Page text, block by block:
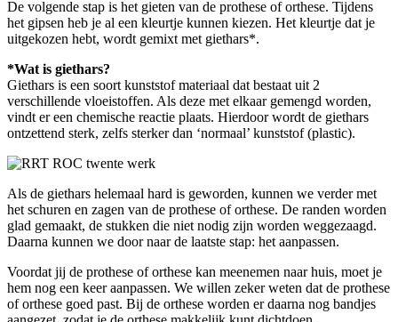
De volgende stap is het gieten van de prothese of orthese. Tijdens
het gipsen heb je al een kleurtje kunnen kiezen. Het kleurtje dat je
uitgekozen hebt, wordt gemixt met giethars*.
*Wat is giethars?
Giethars is een soort kunststof materiaal dat bestaat uit 2
verschillende vloeistoffen. Als deze met elkaar gemengd worden,
vindt er een chemische reactie plaats. Hierdoor wordt de giethars
ontzettend sterk, zelfs sterker dan ‘normaal’ kunststof (plastic).
Als de giethars helemaal hard is geworden, kunnen we verder met
het schuren en zagen van de prothese of orthese. De randen worden
glad gemaakt, de stukken die niet nodig zijn worden weggezaagd.
Daarna kunnen we door naar de laatste stap: het aanpassen.
Voordat jij de prothese of orthese kan meenemen naar huis, moet je
hem nog een keer aanpassen. We willen zeker weten dat de prothese
of orthese goed past. Bij de orthese worden er daarna nog bandjes